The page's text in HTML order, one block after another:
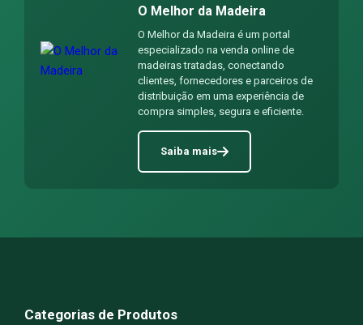
O Melhor da Madeira
O Melhor da Madeira é um portal
especializado na venda online de
madeiras tratadas, conectando
clientes, fornecedores e parceiros de
distribuição em uma experiência de
compra simples, segura e eficiente.
Saiba mais
Categorias de Produtos